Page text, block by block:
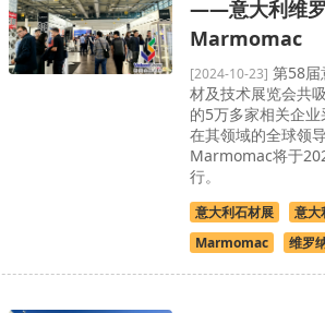
——意大利维
Marmomac
[2024-10-23] 第58届
材及技术展览会共
的5万多家相关企
在其领域的全球领
Marmomac将于
行。
意大利石材展
意大
Marmomac
维罗